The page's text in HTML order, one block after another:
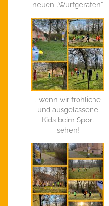
neuen „Wurfgeräten“
…wenn wir fröhliche
und ausgelassene
Kids beim Sport
sehen!